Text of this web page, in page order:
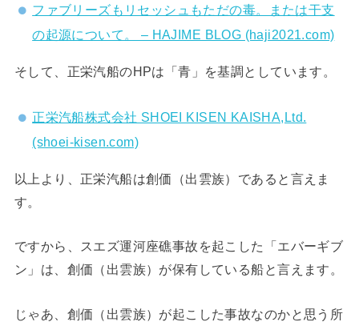
ファブリーズもリセッシュもただの毒。または干支
の起源について。 – HAJIME BLOG (haji2021.com)
そして、正栄汽船のHPは「青」を基調としています。
正栄汽船株式会社 SHOEI KISEN KAISHA,Ltd.
(shoei-kisen.com)
以上より、正栄汽船は創価（出雲族）であると言えま
す。
ですから、スエズ運河座礁事故を起こした「エバーギブ
ン」は、創価（出雲族）が保有している船と言えます。
じゃあ、創価（出雲族）が起こした事故なのかと思う所